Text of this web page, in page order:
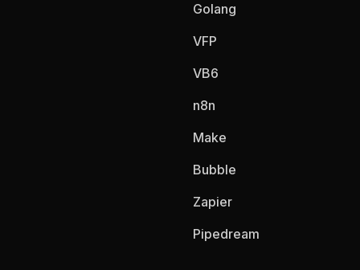
Golang
VFP
VB6
n8n
Make
Bubble
Zapier
Pipedream